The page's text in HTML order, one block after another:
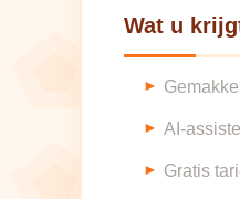
Wat u
AI-
Gratis